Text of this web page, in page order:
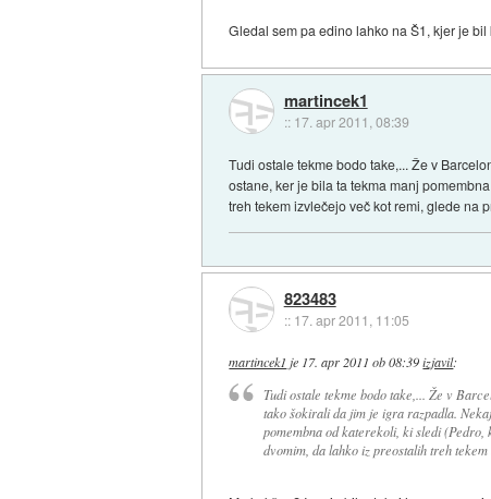
Gledal sem pa edino lahko na Š1, kjer je
martincek1
:: 17. apr 2011, 08:39
Tudi ostale tekme bodo take,... Že v
ostane, ker je bila ta tekma manj
treh tekem izvlečejo več kot remi, glede na
823483
:: 17. apr 2011, 11:05
martincek1 je 17. apr 2011 ob 08:39 izjavil:
Tudi ostale tekme bodo take,... Že v
tako šokirali da jim je igra razpadla.
pomembna od katerekoli, ki sledi
dvomim, da lahko iz preostalih treh